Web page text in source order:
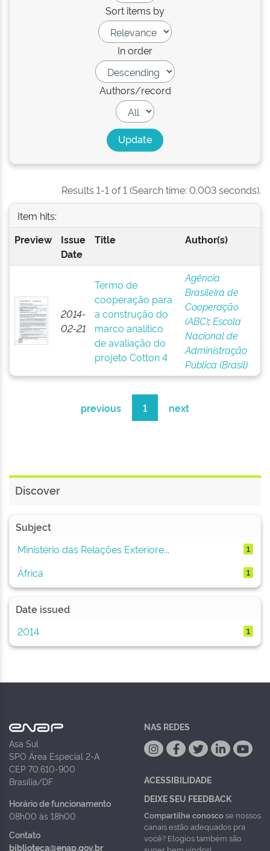
Sort items by
In order
Authors/record
Results 1-1 of 1 (Search time: 0.003 seconds).
Item hits:
Preview
Issue
Date
Title Author(s)
2014-
02-21
Termo de
cooperação para
a construção do
marco analítico
de avaliação do
projeto Cotton 4
Agência
Brasileira de
Cooperação
(ABC);Escola
Nacional de
Administração
Pública (Brasil)
previous 1 next
Discover
Subject
Ministério das Relações Exteriore...
1
África 1
Date issued
2014
1
Asa Sul
SPO Área Especial 2-A
CEP 70.610-900
Brasília/DF
Horário de funcionamento
08h00 às 18h00
Contato
biblioteca@enap.gov.br
NAS REDES
ACESSIBILIDADE
DEIXE SEU FEEDBACK
Compartilhe conoscose nossos
canais estão adequados pra
você? Elogios também são